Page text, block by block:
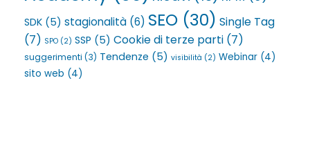
SDK (5) stagionalità (6) SEO (30) Single Tag
(7) SPO (2) SSP (5) Cookie di terze parti (7)
suggerimenti (3) Tendenze (5) visibilità (2) Webinar (4)
sito web (4)